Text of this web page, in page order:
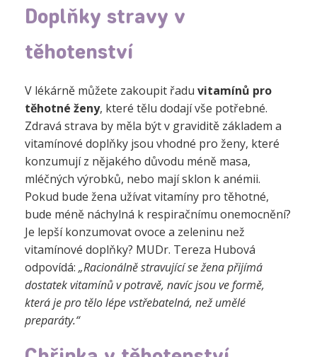
Doplňky stravy v
těhotenství
V lékárně můžete zakoupit řadu vitamínů pro
těhotné ženy, které tělu dodají vše potřebné.
Zdravá strava by měla být v graviditě základem a
vitamínové doplňky jsou vhodné pro ženy, které
konzumují z nějakého důvodu méně masa,
mléčných výrobků, nebo mají sklon k anémii.
Pokud bude žena užívat vitamíny pro těhotné,
bude méně náchylná k respiračnímu onemocnění?
Je lepší konzumovat ovoce a zeleninu než
vitamínové doplňky? MUDr. Tereza Hubová
odpovídá: „Racionálně stravující se žena přijímá
dostatek vitamínů v potravě, navíc jsou ve formě,
která je pro tělo lépe vstřebatelná, než umělé
preparáty.“